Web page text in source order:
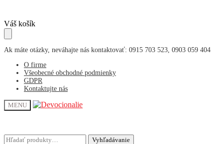
Skip
to
navigation
Skip
to
content
Váš košík
Ak máte otázky, neváhajte nás kontaktovať: 0915 703 523, 0903 059 404
O firme
Všeobecné obchodné podmienky
GDPR
Kontaktujte nás
MENU
Hľadať: Vyhľadávanie
Hľadať: Vyhľadávanie